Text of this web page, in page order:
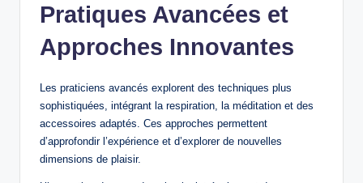
Pratiques Avancées et
Approches Innovantes
Les praticiens avancés explorent des techniques plus
sophistiquées, intégrant la respiration, la méditation et des
accessoires adaptés. Ces approches permettent
d’approfondir l’expérience et d’explorer de nouvelles
dimensions de plaisir.